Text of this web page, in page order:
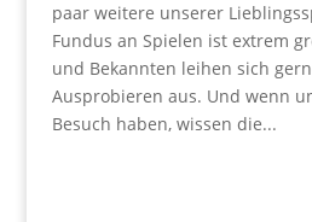
paar weitere unserer
Fundus an Spielen ist extrem
und Bekannten leihen sich
Ausprobieren aus. Und wenn
Besuch haben, wissen die...